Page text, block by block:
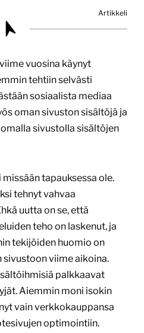
Artikkeli
vuosina käynyt
tehtiin selvästi
sosiaalista mediaa
oman sivuston sisältöjä ja
sivustolla sisältöjen
missään tapauksessa ole.
tehnyt vahvaa
uutta on se, että
teho on laskenut, ja
tekijöiden huomio on
viime aikoina.
palkkaavat
Aiemmin moni isokin
vain verkkokauppansa
optimointiin.